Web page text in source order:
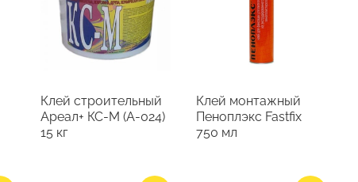
Клей строительный
Ареал+ КС-М (А-024)
15 кг
Клей монтажный
Пеноплэкс Fastfix
750 мл